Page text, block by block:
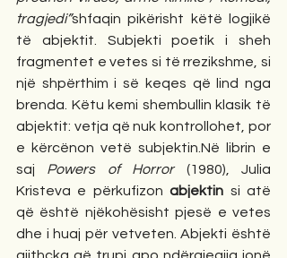
tragjedi”shfaqin pikërisht këtë logjikë
të abjektit. Subjekti poetik i sheh
fragmentet e vetes si të rrezikshme, si
një shpërthim i së keqes që lind nga
brenda. Këtu kemi shembullin klasik të
abjektit: vetja që nuk kontrollohet, por
e kërcënon vetë subjektin.Në librin e
saj Powers of Horror (1980), Julia
Kristeva e përkufizon abjektin si atë
që është njëkohësisht pjesë e vetes
dhe i huaj për vetveten. Abjekti është